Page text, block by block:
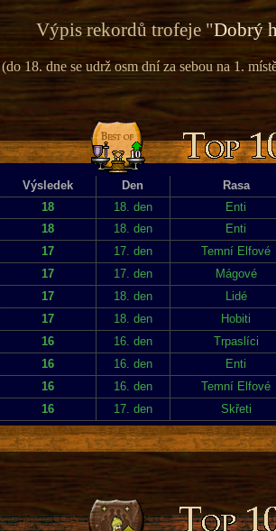
Výpis rekordů trofeje "Dobrý
(do 18. dne se udrž osm dní za sebou na 1.
Výsledek Den Rasa
18 18. den Enti
18 18. den Enti
17 17. den Temní Elfové
17 17. den Mágové
17 18. den Lidé
17 18. den Hobiti
16 16. den Trpaslíci
16 16. den Enti
16 16. den Temní Elfové
16 17. den Skřeti